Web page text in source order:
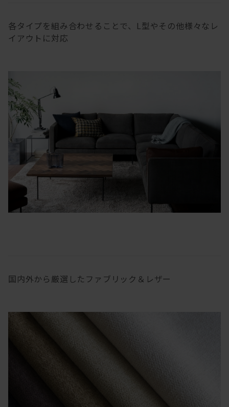
各タイプを組み合わせることで、L型やその他様々なレ
イアウトに対応
国内外から厳選したファブリック＆レザー